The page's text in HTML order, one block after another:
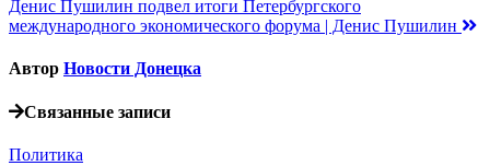
по
Денис Пушилин подвел итоги Петербургского
международного экономического форума | Денис Пушилин
Автор Новости Донецка
Связанные записи
Политика